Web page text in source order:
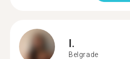
I.
Belgrade